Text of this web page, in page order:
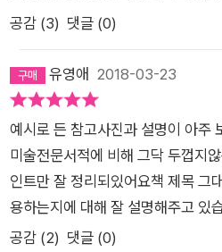
공감 (3) 댓글 (0)
유영애 2018-03-23
예시로 든 참고사진과 설명이 아주
미술전문서적에 비해 그닥 두껍지
인트만 잘 정리되있어요책 제목 그
용하는지에 대해 잘 설명해주고 있
공감 (2) 댓글 (0)